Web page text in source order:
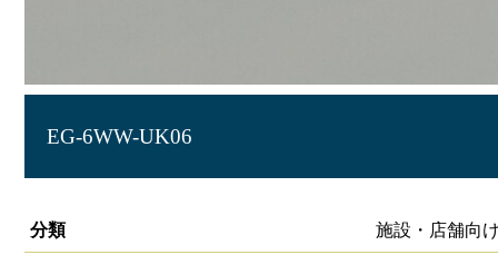
EG-6WW-UK06
分類
施設・店舗向